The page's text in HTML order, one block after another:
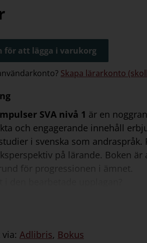
för att lägga i varukorg
Skapa lärarkonto
SVA nivå 1 är en
och engagerande innehåll
i svenska som
på lärande. Boken
för progressionen i ämnet.
Adlibris, Bokus